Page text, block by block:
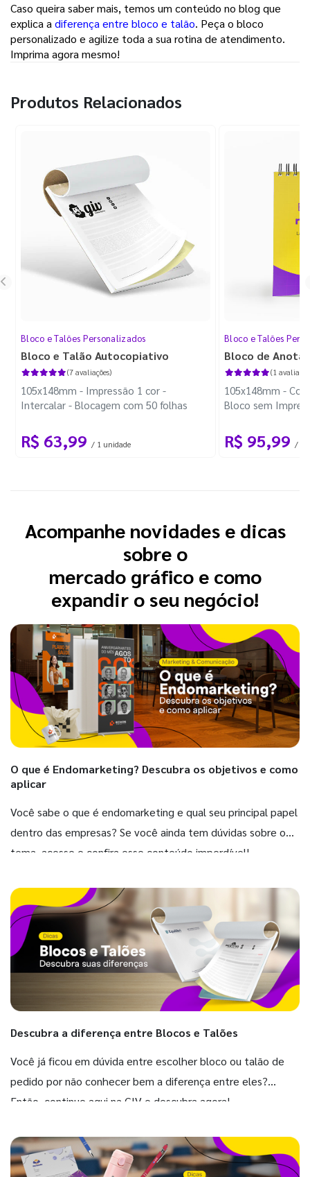
Caso queira saber mais, temos um conteúdo no blog que
explica adiferença entre bloco e talão. Peça o bloco
personalizado e agilize toda a sua rotina de atendimento.
Imprima agora mesmo!
Produtos Relacionados
Bloco e Talões Personalizados
Bloco e Talão Autocopiativo
(7 avaliações)
105x148mm - Impressão 1 cor -
Intercalar - Blocagem com 50 folhas
R$ 63,99 / 1 unidade
Bloco e Talões
Bloco de
(1
105x148mm -
Bloco sem
R$ 95,99 / 10
Acompanhe novidades e dicas
sobre o
mercado gráfico e como
expandir o seu negócio!
O que é Endomarketing? Descubra os objetivos e como
aplicar
Você sabe o que é endomarketing e qual seu principal papel
dentro das empresas? Se você ainda tem dúvidas sobre o
tema, acesse e confira esse conteúdo imperdível!
Descubra a diferença entre Blocos e Talões
Você já ficou em dúvida entre escolher bloco ou talão de
pedido por não conhecer bem a diferença entre eles?
Então, continue aqui na GIV e descubra agora!